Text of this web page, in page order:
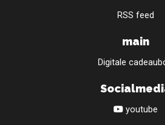
RSS feed
main
Digitale
youtube